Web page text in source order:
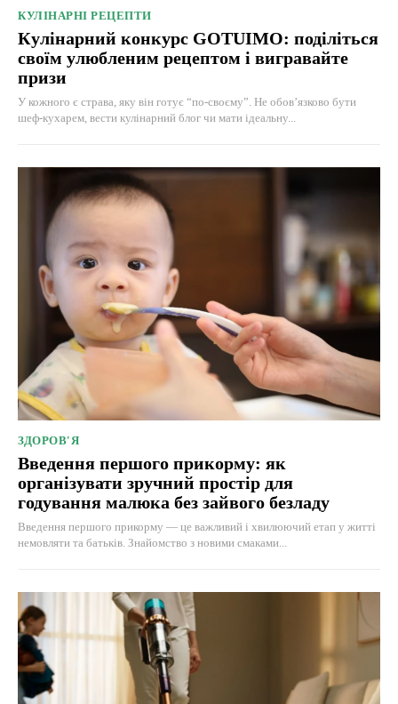
КУЛІНАРНІ РЕЦЕПТИ
Кулінарний конкурс GOTUIMO: поділіться
своїм улюбленим рецептом і вигравайте
призи
У кожного є страва, яку він готує “по-своєму”. Не обов’язково бути
шеф-кухарем, вести кулінарний блог чи мати ідеальну...
ЗДОРОВ'Я
Введення першого прикорму: як
організувати зручний простір для
годування малюка без зайвого безладу
Введення першого прикорму — це важливий і хвилюючий етап у житті
немовляти та батьків. Знайомство з новими смаками...